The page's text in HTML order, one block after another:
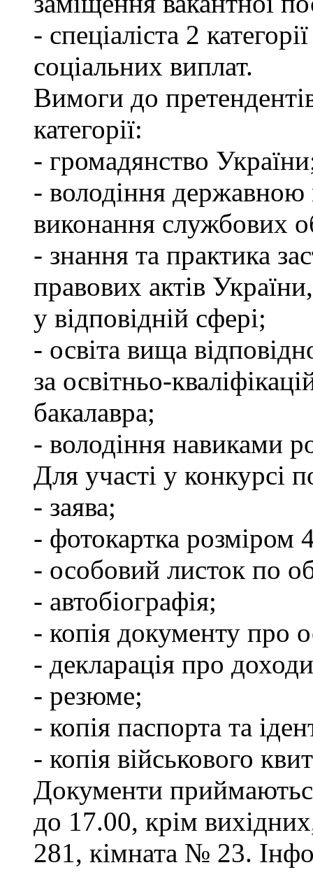
- спеціаліста 2
соціальних виплат.
Вимоги до
категорії:
- громадянство
- володіння державною
виконання службових
- знання та практика
правових актів
у відповідній сфері;
- освіта вища
за освітньо-
бакалавра;
- володіння навиками
Для участі у конкурсі
- заява;
- фотокартка розміром
- особовий листок по
- автобіографія;
- копія документу про
- декларація про
- резюме;
- копія паспорта та
- копія військового
Документи
до 17.00, крім
281, кімната № 23.